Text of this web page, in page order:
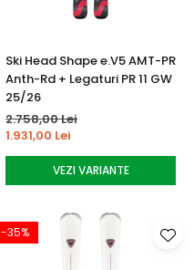
Ski Head Shape e.V5 AMT-PR
Anth-Rd + Legaturi PR 11 GW
25/26
2.758,00 Lei
1.931,00 Lei
VEZI VARIANTE
-35%